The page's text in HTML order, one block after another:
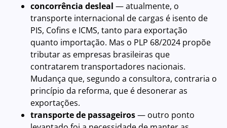
concorrência desleal — atualmente, o
transporte internacional de cargas é isento de
PIS, Cofins e ICMS, tanto para exportação
quanto importação. Mas o PLP 68/2024 propõe
tributar as empresas brasileiras que
contratarem transportadores nacionais.
Mudança que, segundo a consultora, contraria o
princípio da reforma, que é desonerar as
exportações.
transporte de passageiros— outro ponto